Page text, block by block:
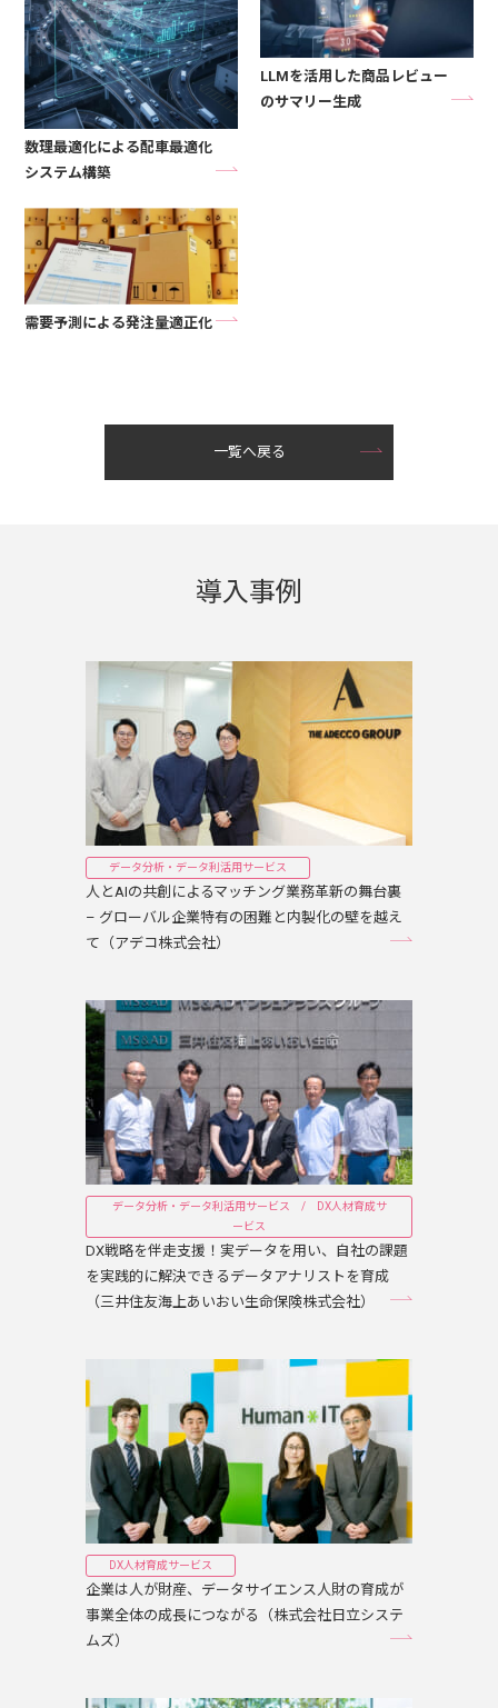
数理最適化による配車最適化
システム構築
LLMを活用した商品レビュー
のサマリー生成
需要予測による発注量適正化
一覧へ戻る
導入事例
データ分析・データ利活用サービス
人とAIの共創によるマッチング業務革新の舞台裏
– グローバル企業特有の困難と内製化の壁を越え
て（アデコ株式会社）
データ分析・データ利活用サービス / DX人材育成サ
ービス
DX戦略を伴走支援！実データを用い、自社の課題
を実践的に解決できるデータアナリストを育成
（三井住友海上あいおい生命保険株式会社）
DX人材育成サービス
企業は人が財産、データサイエンス人財の育成が
事業全体の成長につながる（株式会社日立システ
ムズ）